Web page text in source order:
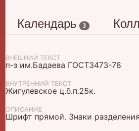
Календарь 3
ВНЕШНИЙ ТЕКСТ
п-з им.Бадаева ГОСТ3473-78
ВНУТРЕННИЙ ТЕКСТ
Жигулевское ц.б.п.25к.
ОПИСАНИЕ
Шрифт прямой. Знаки